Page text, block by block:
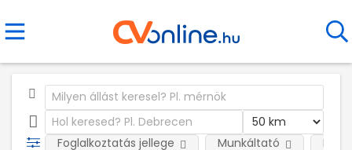
Foglalkoztatás jellege Munkáltató